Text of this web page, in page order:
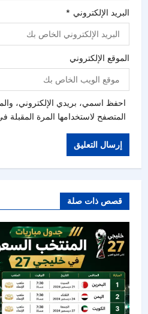
البريد الإلكتروني *
الموقع الإلكتروني
احفظ اسمي، بريدي الإلكتروني،
المتصفح لاستخدامها المرة المقبلة
قصص ذات صلة